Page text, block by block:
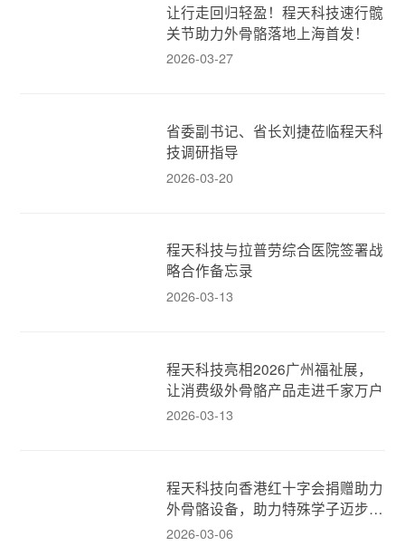
让行走回归轻盈！程天科技速行髋
关节助力外骨骼落地上海首发！
2026-03-27
省委副书记、省长刘捷莅临程天科
技调研指导
2026-03-20
程天科技与拉普劳综合医院签署战
略合作备忘录
2026-03-13
程天科技亮相2026广州福祉展，
让消费级外骨骼产品走进千家万户
2026-03-13
程天科技向香港红十字会捐赠助力
外骨骼设备，助力特殊学子迈步新
生！
2026-03-06